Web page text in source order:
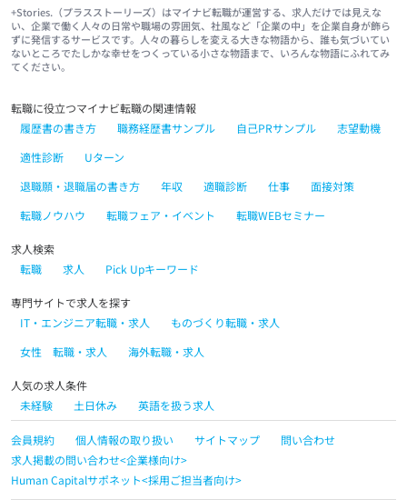
+Stories.（プラスストーリーズ）はマイナビ転職が運営する、求人だけでは見えな
い、企業で働く人々の日常や職場の雰囲気、社風など「企業の中」を企業自身が飾ら
ずに発信するサービスです。人々の暮らしを変える大きな物語から、誰も気づいてい
ないところでたしかな幸せをつくっている小さな物語まで、いろんな物語にふれてみ
てください。
転職に役立つマイナビ転職の関連情報
履歴書の書き方
職務経歴書サンプル 自己PRサンプル
志望動機
適性診断
Uターン
退職願・退職届の書き方
年収 適職診断 仕事
面接対策
転職ノウハウ
転職フェア・イベント 転職WEBセミナー
求人検索
転職
求人 Pick Upキーワード
専門サイトで求人を探す
IT・エンジニア転職・求人
ものづくり転職・求人
女性 転職・求人
海外転職・求人
人気の求人条件
未経験
土日休み 英語を扱う求人
会員規約 個人情報の取り扱い サイトマップ
問い合わせ
求人掲載の問い合わせ<企業様向け>
Human Capitalサポネット<採用ご担当者向け>